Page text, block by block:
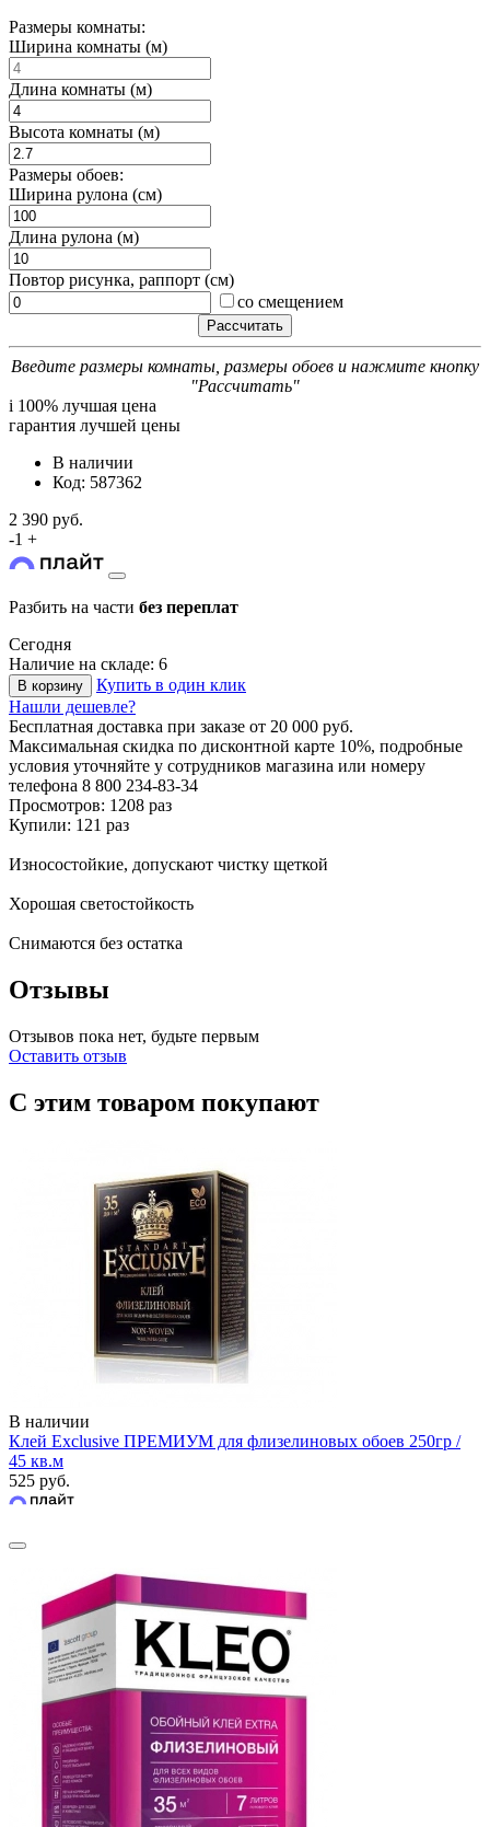
Размеры комнаты:
Ширина комнаты (м)
Длина комнаты (м)
Высота комнаты (м)
Размеры обоев:
Ширина рулона (см)
Длина рулона (м)
Повтор рисунка, раппорт (см)
со смещением
Введите размеры комнаты, размеры обоев и нажмите кнопку
"Рассчитать"
i 100% лучшая цена
гарантия лучшей цены
В наличии
Код: 587362
2 390 руб.
-1 +
Разбить на части без переплат
Сегодня
Наличие на складе: 6
В корзину
Купить в один клик
Нашли дешевле?
Бесплатная доставка при заказе от 20 000 руб.
Максимальная скидка по дисконтной карте 10%, подробные
условия уточняйте у сотрудников магазина или номеру
телефона 8 800 234-83-34
Просмотров: 1208 раз
Купили: 121 раз
Износостойкие, допускают чистку щеткой
Хорошая светостойкость
Снимаются без остатка
Отзывы
Отзывов пока нет, будьте первым
Оставить отзыв
С этим товаром покупают
В наличии
Клей Exclusive ПРЕМИУМ для флизелиновых обоев 250гр /
45 кв.м
525 руб.